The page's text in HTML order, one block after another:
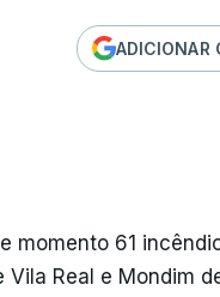
ADICIONAR
momento 61
Real e Mondim